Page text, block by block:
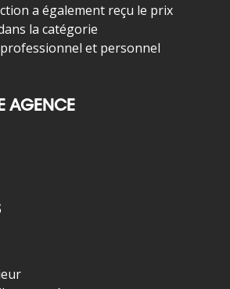
a également reçu le prix
la catégorie
et personnel
AGENCE